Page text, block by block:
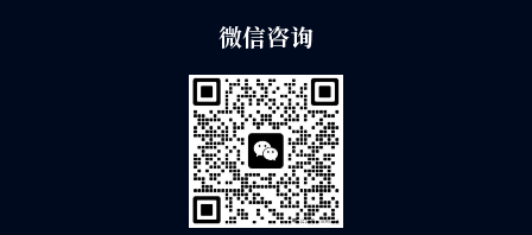
微信咨询